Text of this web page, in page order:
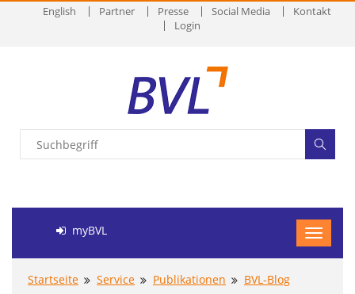
English Partner Presse Social Media
Kontakt
Login
myBVL
Startseite Service Publikationen BVL-Blog